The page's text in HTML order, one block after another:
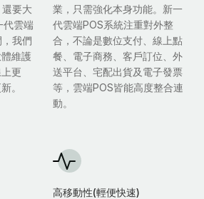
要大
代雲端
我們
維護
更
。
業，只需強化本身功能。新一
代雲端POS系統注重對外整
合，不論是數位支付、線上點
餐、電子商務、客戶訂位、外
送平台、宅配出貨及電子發票
等，雲端POS皆能高度整合連
動。
高移動性(輕便快速)